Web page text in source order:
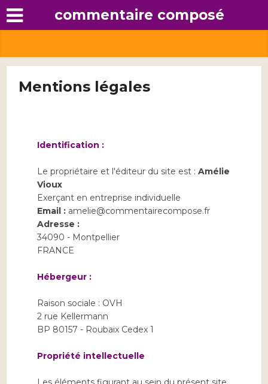
commentaire composé
Mentions légales
Identification :
Le propriétaire et l'éditeur du site est :Amélie
Vioux
Exerçant en entreprise individuelle
Email : amelie@commentairecompose.fr
Adresse :
34090 - Montpellier
FRANCE
Hébergeur :
Raison sociale : OVH
2 rue Kellermann
BP 80157 - Roubaix Cedex 1
Propriété intellectuelle